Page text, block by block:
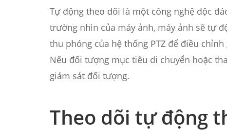
Tự động theo dõi là một công nghệ độc
trường nhìn của máy ảnh, máy ảnh sẽ tự
thu phóng của hệ thống PTZ để điều
Nếu đối tượng mục tiêu di chuyển hoặc
giám sát đối tượng.
Theo dõi tự động